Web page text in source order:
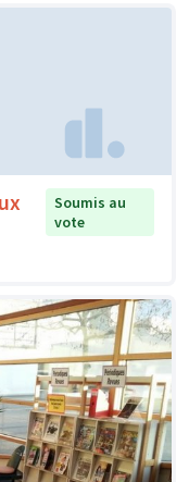
Soumis au
vote